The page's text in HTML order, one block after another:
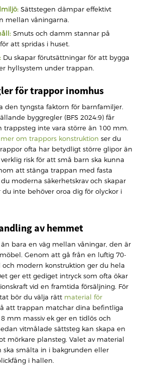
Sättstegen dämpar effektivt
mellan våningarna.
Smuts och damm stannar på
att spridas i huset.
Du skapar förutsättningar för att bygga
hyllsystem under trappan.
för trappor inomhus
den tyngsta faktorn för barnfamiljer.
byggregler (BFS 2024:9) får
inte vara större än 100 mm.
om trappors konstruktion ser du
ofta har betydligt större glipor än
risk för att små barn ska kunna
att stänga trappan med fasta
moderna säkerhetskrav och skapar
inte behöver oroa dig för olyckor i
av hemmet
bara en väg mellan våningar, den är
Genom att gå från en luftig 70-
modern konstruktion ger du hela
ger ett gediget intryck som ofta ökar
vid en framtida försäljning. För
bör du välja rätt material för
att trappan matchar dina befintliga
mm massiv ek ger en tidlös och
vitmålade sättsteg kan skapa en
mörkare plansteg. Valet av material
ska smälta in i bakgrunden eller
i hallen.